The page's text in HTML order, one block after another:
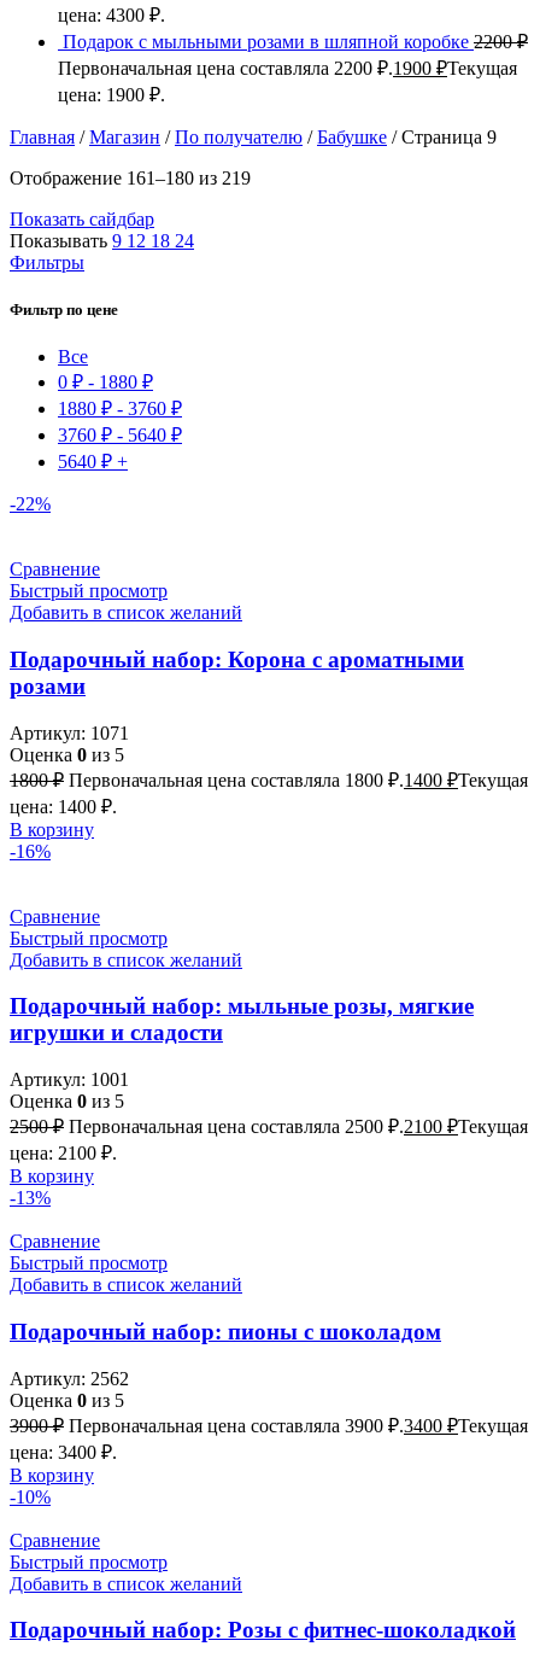
цена: 4300 ₽.
Подарок с мыльными розами в шляпной коробке 2200₽
Первоначальная цена составляла 2200 ₽.1900 ₽Текущая
цена: 1900 ₽.
Главная /Магазин /По получателю /Бабушке /Страница 9
Отображение 161–180 из 219
Показать сайдбар
Показывать 9 12 18 24
Фильтры
Фильтр по цене
Все
0 ₽ - 1880 ₽
1880 ₽ - 3760 ₽
3760 ₽ - 5640 ₽
5640 ₽ +
-22%
Сравнение
Быстрый просмотр
Добавить в список желаний
Подарочный набор: Корона с ароматными
розами
Артикул: 1071
Оценка 0 из 5
1800₽ Первоначальная цена составляла 1800 ₽.1400 ₽Текущая
цена: 1400 ₽.
В корзину
-16%
Сравнение
Быстрый просмотр
Добавить в список желаний
Подарочный набор: мыльные розы, мягкие
игрушки и сладости
Артикул: 1001
Оценка 0 из 5
2500₽ Первоначальная цена составляла 2500 ₽.2100 ₽Текущая
цена: 2100 ₽.
В корзину
-13%
Сравнение
Быстрый просмотр
Добавить в список желаний
Подарочный набор: пионы с шоколадом
Артикул: 2562
Оценка 0 из 5
3900₽ Первоначальная цена составляла 3900 ₽.3400 ₽Текущая
цена: 3400 ₽.
В корзину
-10%
Сравнение
Быстрый просмотр
Добавить в список желаний
Подарочный набор: Розы с фитнес-шоколадкой